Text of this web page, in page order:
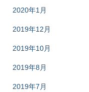
2020年1月
2019年12月
2019年10月
2019年8月
2019年7月